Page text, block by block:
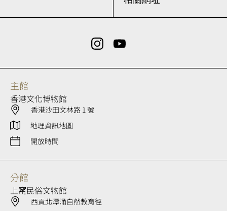
主館
香港文化博物館
香港沙田文林路 1 號
地理資訊地圖
開放時間
分館
上窰民俗文物館
西貢北潭涌自然教育徑